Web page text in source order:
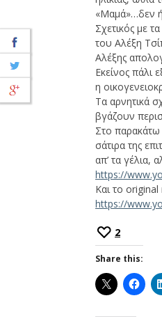
«Μαμά»…δεν
Σχετικός με
του Αλέξη
Αλέξης
Εκείνος
η
Τα αρνητικά
βγάζουν
Στο παρακάτω
σάτιρα της
απ’ τα γέλια,
https://
Και το
https://
2
Share this: